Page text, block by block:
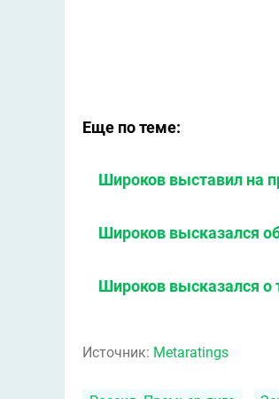
Еще по теме:
Широков выставил на
Широков высказался
Широков высказался о
Источник: Metaratings